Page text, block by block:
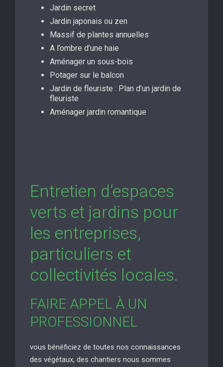
Jardin secret
Jardin japonais ou zen
Massif de plantes annuelles
A l’ombre d’une haie
Aménager un sous-bois
Potager sur le balcon
Jardin de fleuriste : Plan d’un jardin de
fleuriste
Aménager jardin romantique
Entretien d’espaces
verts et jardins pour
les entreprises,
particuliers et
collectivités locales.
FAIRE APPEL À UN
PROFESSIONNEL
vous bénéficiez de toutes nos connaissances
des végétaux, des chantiers nous sommes